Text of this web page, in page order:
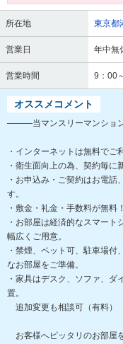
所在地 東京都
営業日 年中無
営業時間 9：00
オススメコメント
―――当マンスリーマンショ
・インターネットは無料でご
・衛生面向上の為、契約毎に
・お申込み・ご契約はお電
す。
・敷金・礼金・手数料が無料
・お部屋は経済的なスマー
幅広くご用意。
・禁煙、ペット可、駐車場
なお部屋をご準備。
・家具はデスク、ソファ、
置。
追加変更も相談可（有料）
お客様へピッタリのお部屋